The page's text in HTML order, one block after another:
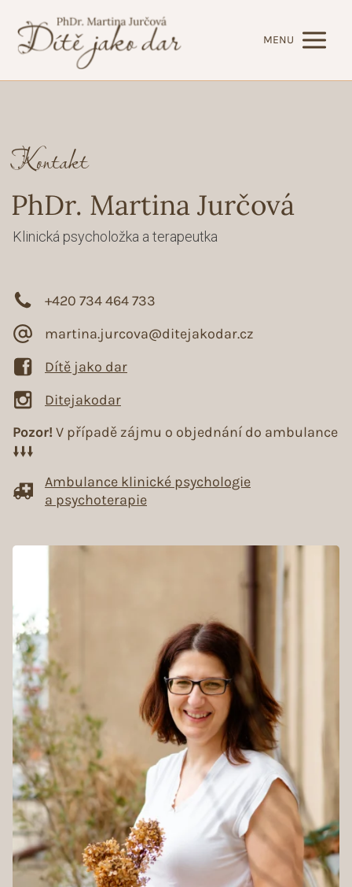
MENU
Kontakt
PhDr. Martina Jurčová
Klinická psycholožka a terapeutka
+420 734 464 733
martina.jurcova@ditejakodar.cz
Dítě jako dar
Ditejakodar
Pozor!V případě zájmu o objednání do ambulance
🠛🠛🠛
Ambulance klinické psychologie
a psychoterapie